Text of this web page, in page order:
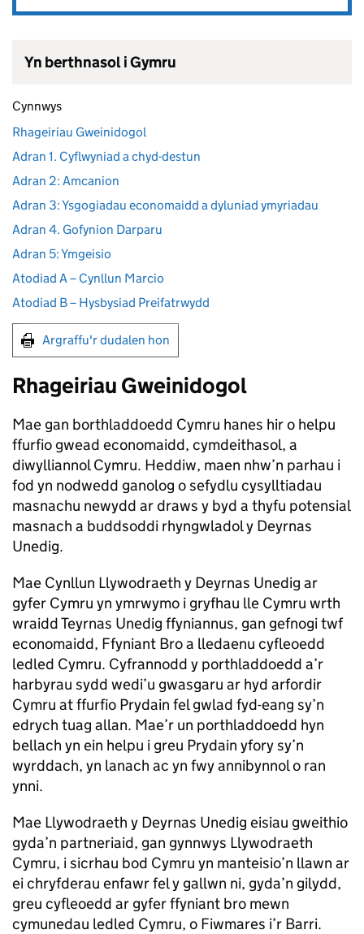
Yn berthnasol i Gymru
Cynnwys
Rhageiriau Gweinidogol
Adran 1. Cyflwyniad a chyd-destun
Adran 2: Amcanion
Adran 3: Ysgogiadau economaidd a dyluniad ymyriadau
Adran 4. Gofynion Darparu
Adran 5: Ymgeisio
Atodiad A – Cynllun Marcio
Atodiad B – Hysbysiad Preifatrwydd
Argraffu'r dudalen hon
Rhageiriau Gweinidogol
Mae gan borthladdoedd Cymru hanes hir o helpu
ffurfio gwead economaidd, cymdeithasol, a
diwylliannol Cymru. Heddiw, maen nhw’n parhau i
fod yn nodwedd ganolog o sefydlu cysylltiadau
masnachu newydd ar draws y byd a thyfu potensial
masnach a buddsoddi rhyngwladol y Deyrnas
Unedig.
Mae Cynllun Llywodraeth y Deyrnas Unedig ar
gyfer Cymru yn ymrwymo i gryfhau lle Cymru wrth
wraidd Teyrnas Unedig ffyniannus, gan gefnogi twf
economaidd, Ffyniant Bro a lledaenu cyfleoedd
ledled Cymru. Cyfrannodd y porthladdoedd a’r
harbyrau sydd wedi’u gwasgaru ar hyd arfordir
Cymru at ffurfio Prydain fel gwlad fyd-eang sy’n
edrych tuag allan. Mae’r un porthladdoedd hyn
bellach yn ein helpu i greu Prydain yfory sy’n
wyrddach, yn lanach ac yn fwy annibynnol o ran
ynni.
Mae Llywodraeth y Deyrnas Unedig eisiau gweithio
gyda’n partneriaid, gan gynnwys Llywodraeth
Cymru, i sicrhau bod Cymru yn manteisio’n llawn ar
ei chryfderau enfawr fel y gallwn ni, gyda’n gilydd,
greu cyfleoedd ar gyfer ffyniant bro mewn
cymunedau ledled Cymru, o Fiwmares i’r Barri.